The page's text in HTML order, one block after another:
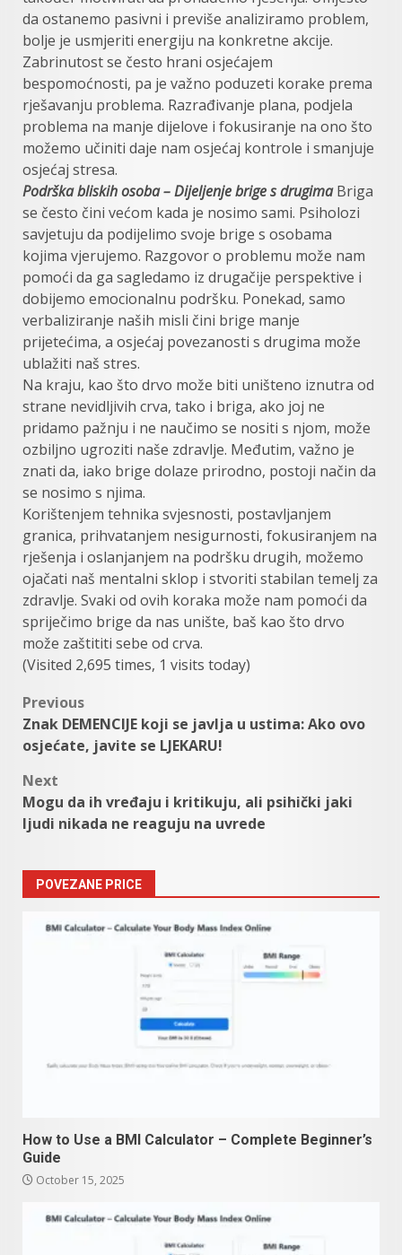
da ostanemo pasivni i previše analiziramo problem,
bolje je usmjeriti energiju na konkretne akcije.
Zabrinutost se često hrani osjećajem
bespomoćnosti, pa je važno poduzeti korake prema
rješavanju problema. Razrađivanje plana, podjela
problema na manje dijelove i fokusiranje na ono što
možemo učiniti daje nam osjećaj kontrole i smanjuje
osjećaj stresa.
Podrška bliskih osoba – Dijeljenje brige s drugimaBriga
se često čini većom kada je nosimo sami. Psiholozi
savjetuju da podijelimo svoje brige s osobama
kojima vjerujemo. Razgovor o problemu može nam
pomoći da ga sagledamo iz drugačije perspektive i
dobijemo emocionalnu podršku. Ponekad, samo
verbaliziranje naših misli čini brige manje
prijetećima, a osjećaj povezanosti s drugima može
ublažiti naš stres.
Na kraju, kao što drvo može biti uništeno iznutra od
strane nevidljivih crva, tako i briga, ako joj ne
pridamo pažnju i ne naučimo se nositi s njom, može
ozbiljno ugroziti naše zdravlje. Međutim, važno je
znati da, iako brige dolaze prirodno, postoji način da
se nosimo s njima.
Korištenjem tehnika svjesnosti, postavljanjem
granica, prihvatanjem nesigurnosti, fokusiranjem na
rješenja i oslanjanjem na podršku drugih, možemo
ojačati naš mentalni sklop i stvoriti stabilan temelj za
zdravlje. Svaki od ovih koraka može nam pomoći da
spriječimo brige da nas unište, baš kao što drvo
može zaštititi sebe od crva.
(Visited 2,695 times, 1 visits today)
Post
navigation
Previous
Znak DEMENCIJE koji se javlja u ustima: Ako ovo
osjećate, javite se LJEKARU!
Next
Mogu da ih vređaju i kritikuju, ali psihički jaki
ljudi nikada ne reaguju na uvrede
POVEZANE PRICE
How to Use a BMI Calculator – Complete Beginner’s
Guide
October 15, 2025